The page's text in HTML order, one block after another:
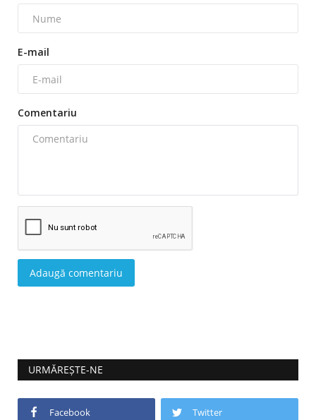
E-mail
Comentariu
Adaugă comentariu
URMĂREȘTE-NE
Facebook Twitter